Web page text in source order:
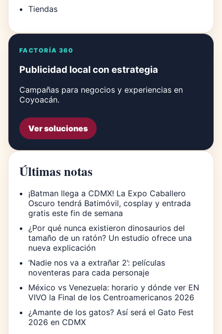
Tiendas
FACTORÍA 360
Publicidad local con estrategia
Campañas para negocios y experiencias en
Coyoacán.
Ver soluciones
Últimas notas
¡Batman llega a CDMX! La Expo Caballero
Oscuro tendrá Batimóvil, cosplay y entrada
gratis este fin de semana
¿Por qué nunca existieron dinosaurios del
tamaño de un ratón? Un estudio ofrece una
nueva explicación
‘Nadie nos va a extrañar 2’: películas
noventeras para cada personaje
México vs Venezuela: horario y dónde ver EN
VIVO la Final de los Centroamericanos 2026
¿Amante de los gatos? Así será el Gato Fest
2026 en CDMX